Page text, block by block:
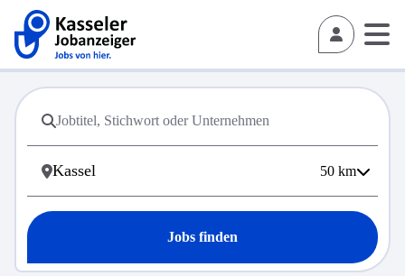
50 km
Jobs finden